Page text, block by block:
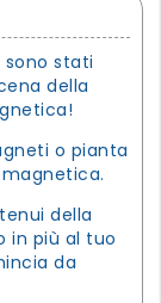
stati
della
o pianta
della
in più al tuo
da